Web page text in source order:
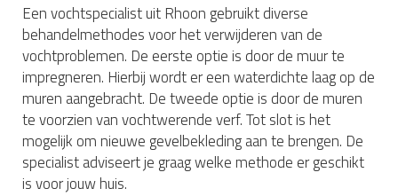
Een vochtspecialist uit Rhoon gebruikt diverse
behandelmethodes voor het verwijderen van de
vochtproblemen. De eerste optie is door de muur te
impregneren. Hierbij wordt er een waterdichte laag op de
muren aangebracht. De tweede optie is door de muren
te voorzien van vochtwerende verf. Tot slot is het
mogelijk om nieuwe gevelbekleding aan te brengen. De
specialist adviseert je graag welke methode er geschikt
is voor jouw huis.